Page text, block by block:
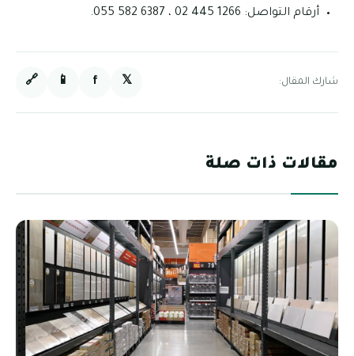
أرقام التواصل: 1266 445 02 ، 6387 582 055.
شارك المقال: 𝕏
f
📱
🔗
مقالات ذات صلة